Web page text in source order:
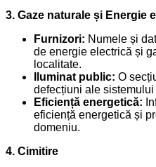
3. Gaze naturale și Energie
Furnizori: Numele și
de energie electrică și
localitate.
Iluminat public: O
defecțiuni ale
Eficiență energetică:
eficiență energetică și
domeniu.
4. Cimitire